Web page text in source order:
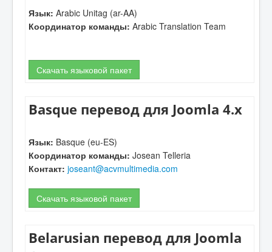
Язык: Arabic Unitag (ar-AA)
Координатор команды: Arabic Translation Team
Скачать языковой пакет
Basque перевод для Joomla 4.x
Язык: Basque (eu-ES)
Координатор команды: Josean Telleria
Контакт: joseant@acvmultimedia.com
Скачать языковой пакет
Belarusian перевод для Joomla